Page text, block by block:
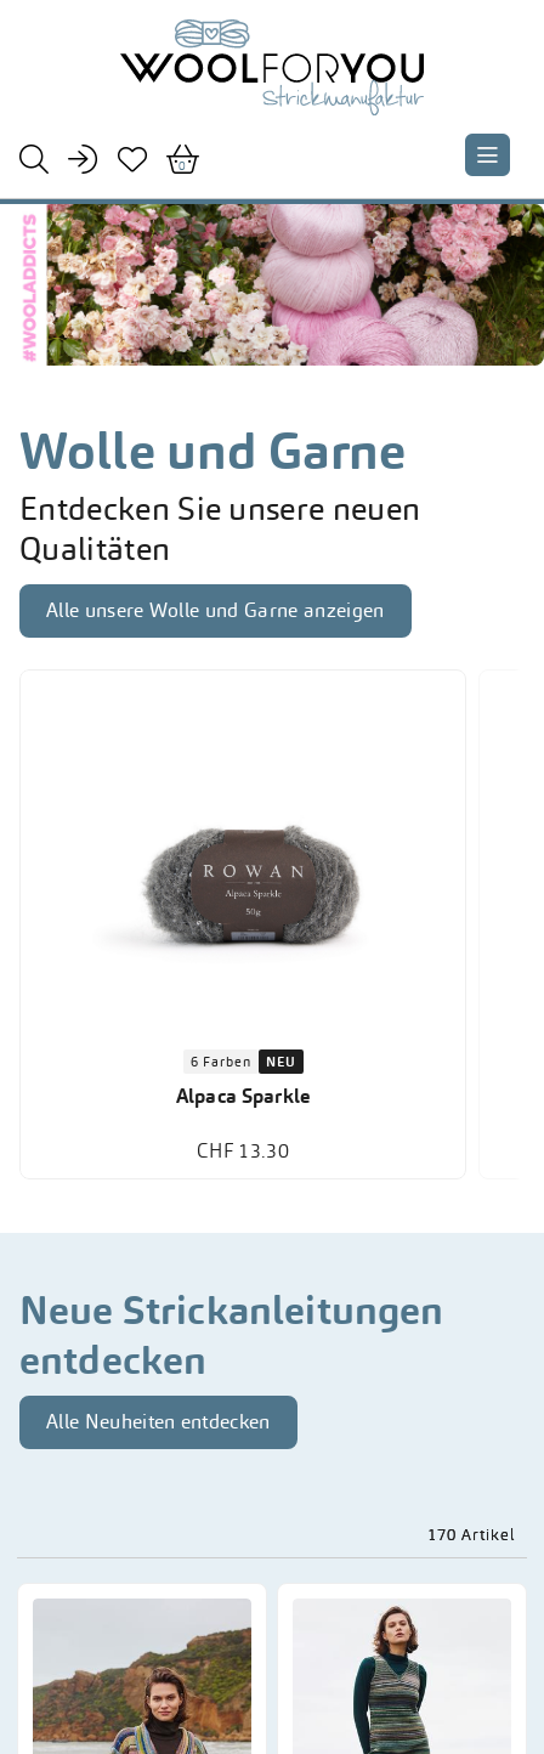
   0
 
Wolle und Garne
Entdecken Sie unsere neuen
Qualitäten
Alle unsere Wolle und Garne anzeigen
6 Farben NEU
Alpaca Sparkle
CHF 13.30
Neue Strickanleitungen
entdecken
Alle Neuheiten entdecken
170 Artikel
170 Artikel